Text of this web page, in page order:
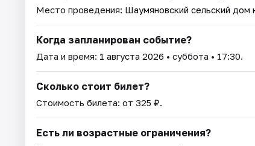
Место проведения: Шаумяновский сельский дом
Когда запланирован событие?
Дата и время: 1 августа 2026 • суббота • 17:30.
Сколько стоит билет?
Стоимость билета: от 325 ₽.
Есть ли возрастные ограничения?